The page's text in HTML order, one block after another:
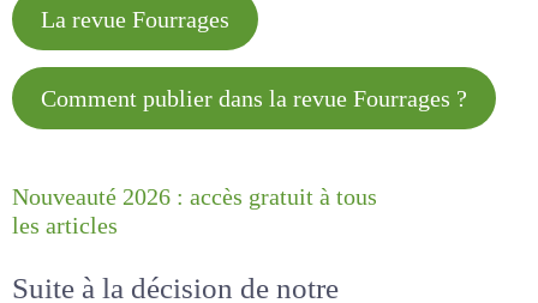
La revue Fourrages
Comment publier dans la revue
Nouveauté 2026 : accès gratuit à